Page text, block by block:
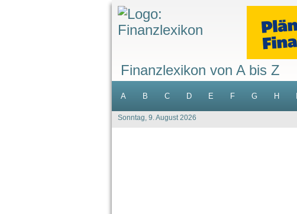
Finanzlexikon von A bis Z
A B C D E F G H
Sonntag, 9. August 2026